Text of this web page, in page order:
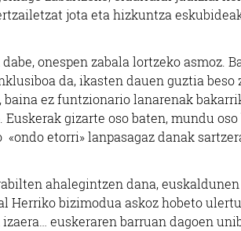
jota eta hizkuntza
onespen zabala lortzeko asmoz.
da, ikasten dauen guztia
ez funtzionario lanarenak
gizarte oso baten, mundu
etorri» lanpasagaz danak
ahalegintzen dana,
Herriko bizimodua askoz hobeto
euskeraren barruan dagoen